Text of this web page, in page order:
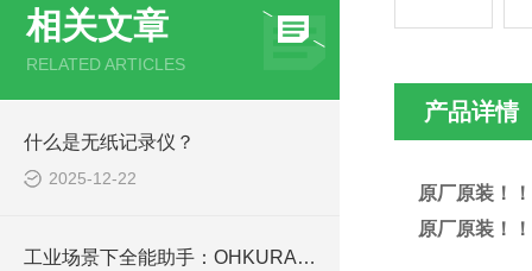
相关文章
RELATED ARTICLES
什么是无纸记录仪？
2025-12-22
工业场景下全能助手：OHKURA大仓 VM7000A 无纸化记录仪应用解析
产品详情
原厂原装！
原厂原装！